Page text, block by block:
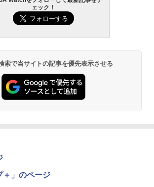
ェック！
索で当サイトの記事を優先表示させる
＋」のページ